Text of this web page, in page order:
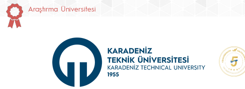
Araştırma Üniversitesi